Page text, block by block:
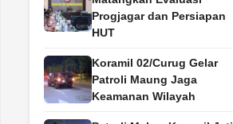
Progjagar dan Persiapan
HUT
Koramil 02/Curug Gelar
Patroli Maung Jaga
Keamanan Wilayah